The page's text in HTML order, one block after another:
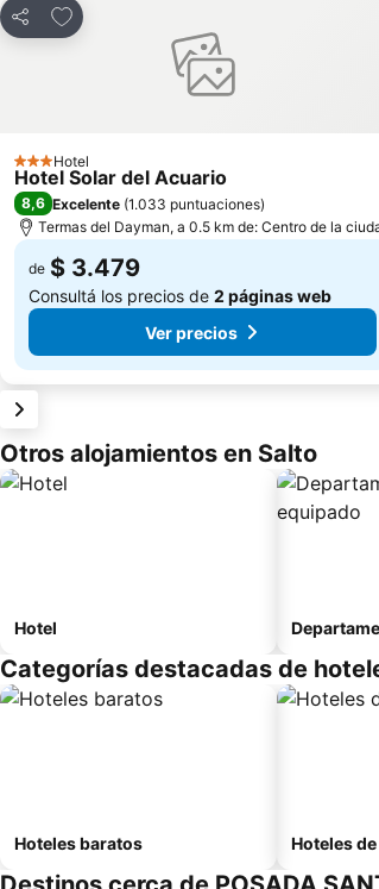
Compartir
Añadir a favoritos
3 Estrellas
Hotel
Hotel Solar del Acuario
8,6 Excelente (1.033 puntuaciones)
Termas del Dayman, a 0.5 km de: Centro de la
de $ 3.479
Consultá los precios de 2 páginas web
Ver precios
Otros alojamientos en Salto
Hotel
Categorías destacadas de
Hoteles baratos Hoteles